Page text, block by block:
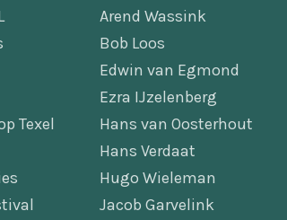
Texel
Arend Wassink
Bob Loos
Edwin van Egmond
Ezra IJzelenberg
Hans van Oosterhout
Hans Verdaat
Hugo Wieleman
Jacob Garvelink